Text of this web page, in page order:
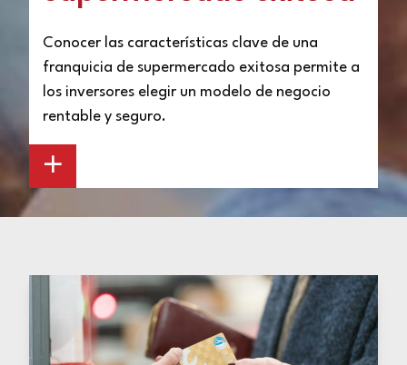
Conocer las características clave de una
franquicia de supermercado exitosa permite a
los inversores elegir un modelo de negocio
rentable y seguro.